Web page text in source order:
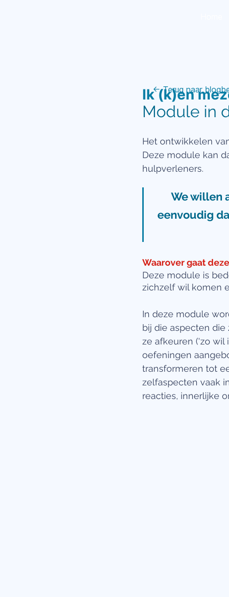
Ik (k)en
Module in
Het ontwikkelen
Deze module kan
hulpverleners.
We willen
eenvoudig
Waarover gaat
Deze module is
zichzelf wil komen
In deze module
bij die aspecten
ze afkeuren ('zo wil
oefeningen
transformeren tot
zelfaspecten vaak
reacties, innerlijke
← Terug naar